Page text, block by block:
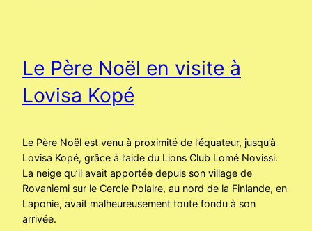
Le Père Noël en visite à
Lovisa Kopé
Le Père Noël est venu à proximité de l’équateur, jusqu’à
Lovisa Kopé, grâce à l’aide du Lions Club Lomé Novissi.
La neige qu’il avait apportée depuis son village de
Rovaniemi sur le Cercle Polaire, au nord de la Finlande, en
Laponie, avait malheureusement toute fondu à son
arrivée.